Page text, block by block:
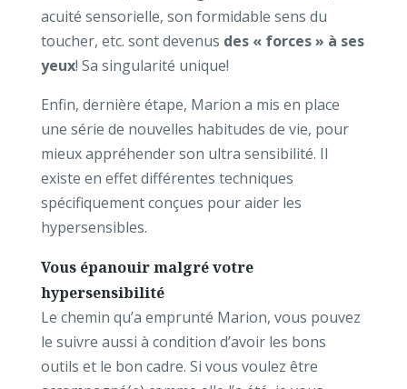
acuité sensorielle, son formidable sens du
toucher, etc. sont devenus des « forces » à ses
yeux! Sa singularité unique!
Enfin, dernière étape, Marion a mis en place
une série de nouvelles habitudes de vie, pour
mieux appréhender son ultra sensibilité. Il
existe en effet différentes techniques
spécifiquement conçues pour aider les
hypersensibles.
Vous épanouir malgré votre
hypersensibilité
Le chemin qu’a emprunté Marion, vous pouvez
le suivre aussi à condition d’avoir les bons
outils et le bon cadre. Si vous voulez être